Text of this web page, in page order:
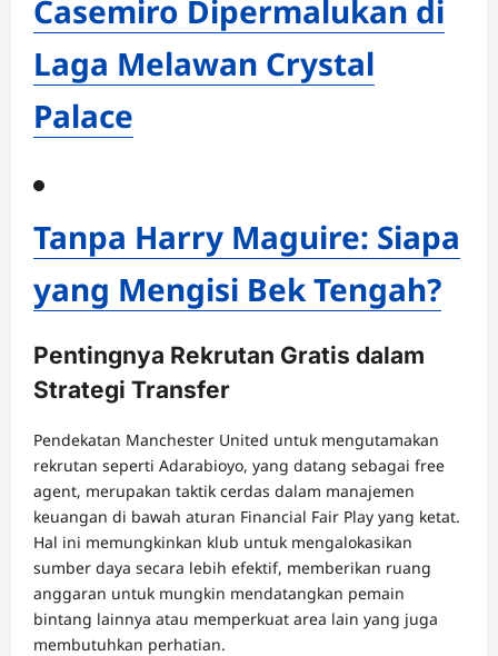
Casemiro Dipermalukan di
Laga Melawan Crystal
Palace
Tanpa Harry Maguire: Siapa
yang Mengisi Bek Tengah?
Pentingnya Rekrutan Gratis dalam
Strategi Transfer
Pendekatan Manchester United untuk mengutamakan
rekrutan seperti Adarabioyo, yang datang sebagai free
agent, merupakan taktik cerdas dalam manajemen
keuangan di bawah aturan Financial Fair Play yang ketat.
Hal ini memungkinkan klub untuk mengalokasikan
sumber daya secara lebih efektif, memberikan ruang
anggaran untuk mungkin mendatangkan pemain
bintang lainnya atau memperkuat area lain yang juga
membutuhkan perhatian.